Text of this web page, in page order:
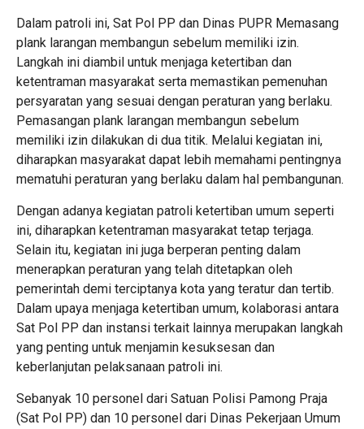
Dalam patroli ini, Sat Pol PP dan Dinas PUPR Memasang
plank larangan membangun sebelum memiliki izin.
Langkah ini diambil untuk menjaga ketertiban dan
ketentraman masyarakat serta memastikan pemenuhan
persyaratan yang sesuai dengan peraturan yang berlaku.
Pemasangan plank larangan membangun sebelum
memiliki izin dilakukan di dua titik. Melalui kegiatan ini,
diharapkan masyarakat dapat lebih memahami pentingnya
mematuhi peraturan yang berlaku dalam hal pembangunan.
Dengan adanya kegiatan patroli ketertiban umum seperti
ini, diharapkan ketentraman masyarakat tetap terjaga.
Selain itu, kegiatan ini juga berperan penting dalam
menerapkan peraturan yang telah ditetapkan oleh
pemerintah demi terciptanya kota yang teratur dan tertib.
Dalam upaya menjaga ketertiban umum, kolaborasi antara
Sat Pol PP dan instansi terkait lainnya merupakan langkah
yang penting untuk menjamin kesuksesan dan
keberlanjutan pelaksanaan patroli ini.
Sebanyak 10 personel dari Satuan Polisi Pamong Praja
(Sat Pol PP) dan 10 personel dari Dinas Pekerjaan Umum